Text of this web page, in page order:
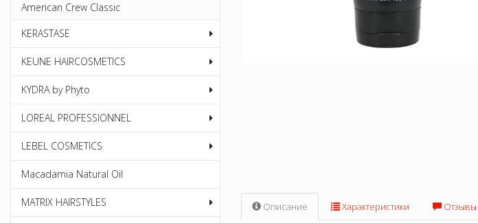
American Crew Classic
KERASTASE
KEUNE HAIRCOSMETICS
KYDRA by Phyto
LOREAL PROFESSIONNEL
LEBEL COSMETICS
Macadamia Natural Oil
MATRIX HAIRSTYLES Описание Характеристики Отзывы